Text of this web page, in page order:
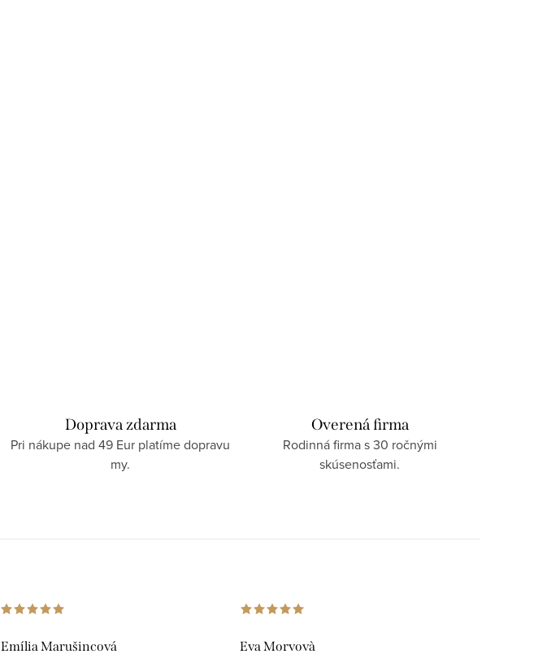
Doprava zdarma
Pri nákupe nad 49 Eur platíme dopravu
my.
Overená firma
Rodinná firma s 30 ročnými
skúsenosťami.
Emília Marušincová Eva Morvovà